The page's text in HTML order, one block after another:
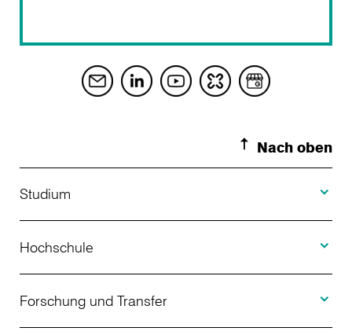
Nach oben
Studium
Studienangebot
Bewerbung
Hochschule
Über uns
Forschung und Transfer